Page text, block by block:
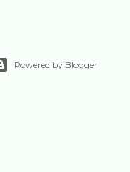
Powered by Blogger